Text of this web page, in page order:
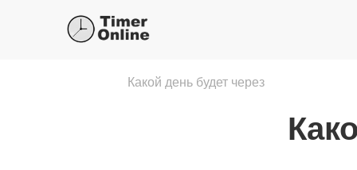
Какой день будет через